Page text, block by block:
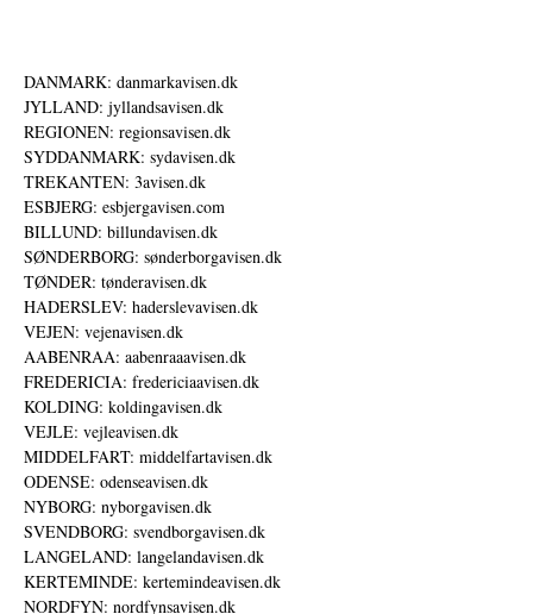
DANMARK: danmarkavisen.dk
JYLLAND: jyllandsavisen.dk
REGIONEN: regionsavisen.dk
SYDDANMARK: sydavisen.dk
TREKANTEN: 3avisen.dk
ESBJERG: esbjergavisen.com
BILLUND: billundavisen.dk
SØNDERBORG: sønderborgavisen.dk
TØNDER: tønderavisen.dk
HADERSLEV: haderslevavisen.dk
VEJEN: vejenavisen.dk
AABENRAA: aabenraaavisen.dk
FREDERICIA: fredericiaavisen.dk
KOLDING: koldingavisen.dk
VEJLE: vejleavisen.dk
MIDDELFART: middelfartavisen.dk
ODENSE: odenseavisen.dk
NYBORG: nyborgavisen.dk
SVENDBORG: svendborgavisen.dk
LANGELAND: langelandavisen.dk
KERTEMINDE: kertemindeavisen.dk
NORDFYN: nordfynsavisen.dk